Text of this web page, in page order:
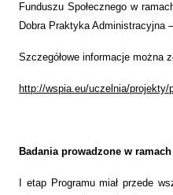
Funduszu Społecznego w
Dobra Praktyka Administracyjna
Szczegółowe informacje można
http://wspia.eu/uczelnia/
Badania prowadzone w
I etap Programu miał przede